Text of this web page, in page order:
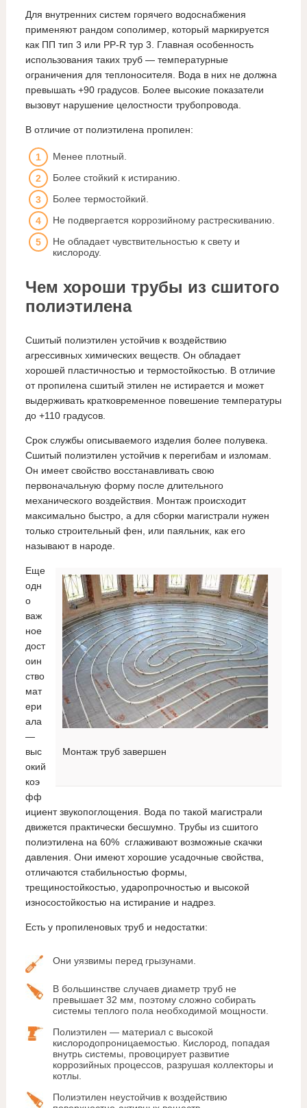
Для внутренних систем горячего водоснабжения
применяют рандом сополимер, который маркируется
как ПП тип 3 или РР-R тур 3. Главная особенность
использования таких труб — температурные
ограничения для теплоносителя. Вода в них не должна
превышать +90 градусов. Более высокие показатели
вызовут нарушение целостности трубопровода.
В отличие от полиэтилена пропилен:
Менее плотный.
Более стойкий к истиранию.
Более термостойкий.
Не подвергается коррозийному растрескиванию.
Не обладает чувствительностью к свету и
кислороду.
Чем хороши трубы из сшитого
полиэтилена
Сшитый полиэтилен устойчив к воздействию
агрессивных химических веществ. Он обладает
хорошей пластичностью и термостойкостью. В отличие
от пропилена сшитый этилен не истирается и может
выдерживать кратковременное повешение температуры
до +110 градусов.
Срок службы описываемого изделия более полувека.
Сшитый полиэтилен устойчив к перегибам и изломам.
Он имеет свойство восстанавливать свою
первоначальную форму после длительного
механического воздействия. Монтаж происходит
максимально быстро, а для сборки магистрали нужен
только строительный фен, или паяльник, как его
называют в народе.
Монтаж труб завершен
Еще
одн
о
важ
ное
дост
оин
ство
мат
ери
ала
—
выс
окий
коэ
фф
ициент звукопоглощения. Вода по такой магистрали
движется практически бесшумно. Трубы из сшитого
полиэтилена на 60% сглаживают возможные скачки
давления. Они имеют хорошие усадочные свойства,
отличаются стабильностью формы,
трещиностойкостью, ударопрочностью и высокой
износостойкостью на истирание и надрез.
Есть у пропиленовых труб и недостатки:
Они уязвимы перед грызунами.
В большинстве случаев диаметр труб не
превышает 32 мм, поэтому сложно собирать
системы теплого пола необходимой мощности.
Полиэтилен — материал с высокой
кислородопроницаемостью. Кислород, попадая
внутрь системы, провоцирует развитие
коррозийных процессов, разрушая коллекторы и
котлы.
Полиэтилен неустойчив к воздействию